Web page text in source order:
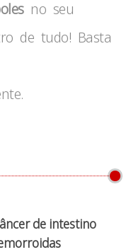
no seu
de tudo! Basta
de intestino